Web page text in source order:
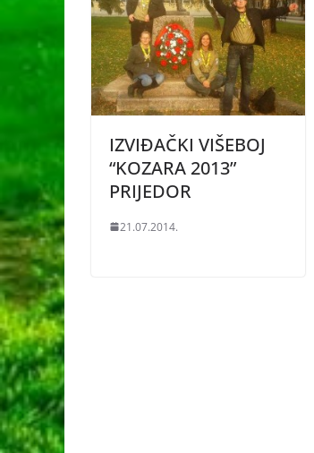
IZVIĐAČKI VIŠEBOJ
“KOZARA 2013”
PRIJEDOR
21.07.2014.